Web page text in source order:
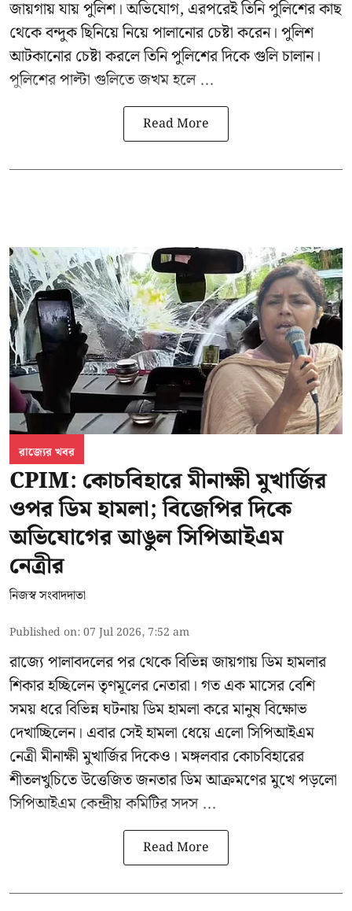
জায়গায় যায় পুলিশ। অভিযোগ, এরপরেই তিনি পুলিশের কাছ
থেকে বন্দুক ছিনিয়ে নিয়ে পালানোর চেষ্টা করেন। পুলিশ
আটকানোর চেষ্টা করলে তিনি পুলিশের দিকে গুলি চালান।
পুলিশের পাল্টা গুলিতে জখম হলে ...
Read More
রাজ্যের খবর
CPIM: কোচবিহারে মীনাক্ষী মুখার্জির
ওপর ডিম হামলা; বিজেপির দিকে
অভিযোগের আঙুল সিপিআইএম
নেত্রীর
নিজস্ব সংবাদদাতা
Published on:07 Jul 2026, 7:52 am
রাজ্যে পালাবদলের পর থেকে বিভিন্ন জায়গায় ডিম হামলার
শিকার হচ্ছিলেন তৃণমূলের নেতারা। গত এক মাসের বেশি
সময় ধরে বিভিন্ন ঘটনায় ডিম হামলা করে মানুষ বিক্ষোভ
দেখাচ্ছিলেন। এবার সেই হামলা ধেয়ে এলোসিপিআইএম
নেত্রী মীনাক্ষী মুখার্জিরদিকেও। মঙ্গলবার কোচবিহারের
শীতলখুচিতে উত্তেজিত জনতার ডিম আক্রমণের মুখে পড়লো
সিপিআইএম কেন্দ্রীয় কমিটির সদস ...
Read More